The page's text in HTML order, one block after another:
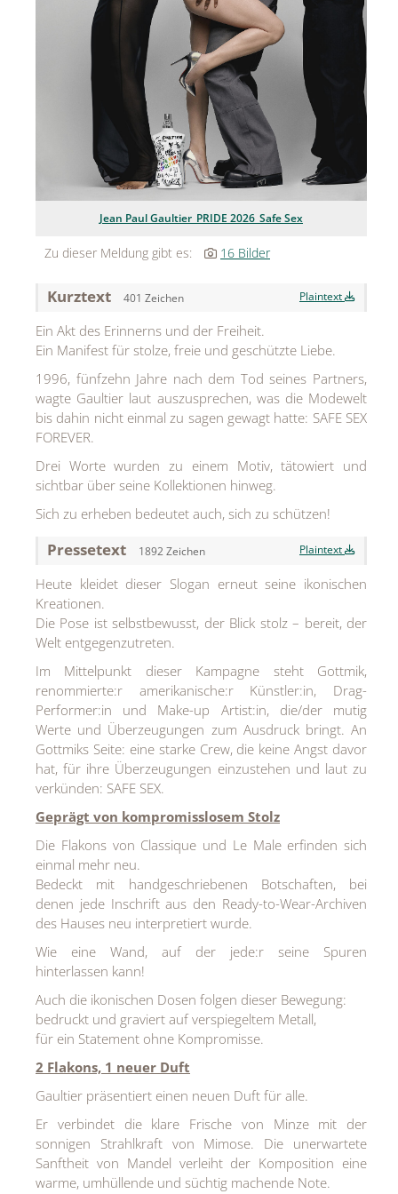
Jean Paul Gaultier
Nägele & Strubell
sh!ne by Dorotheum Juwelier
VOSSEN
WELEDA
MEDIA
KONTAKT
Jean Paul Gaultier_PRIDE 2026_Safe Sex
Zu dieser Meldung gibt es: 16 Bilder
Kurztext 401 Zeichen Plaintext
Ein Akt des Erinnerns und der Freiheit.
Ein Manifest für stolze, freie und geschützte Liebe.
1996, fünfzehn Jahre nach dem Tod seines Partners,
wagte Gaultier laut auszusprechen, was die Modewelt
bis dahin nicht einmal zu sagen gewagt hatte: SAFE SEX
FOREVER.
Drei Worte wurden zu einem Motiv, tätowiert und
sichtbar über seine Kollektionen hinweg.
Sich zu erheben bedeutet auch, sich zu schützen!
Pressetext 1892 Zeichen Plaintext
Heute kleidet dieser Slogan erneut seine ikonischen
Kreationen.
Die Pose ist selbstbewusst, der Blick stolz – bereit, der
Welt entgegenzutreten.
Im Mittelpunkt dieser Kampagne steht Gottmik,
renommierte:r amerikanische:r Künstler:in, Drag-
Performer:in und Make-up Artist:in, die/der mutig
Werte und Überzeugungen zum Ausdruck bringt. An
Gottmiks Seite: eine starke Crew, die keine Angst davor
hat, für ihre Überzeugungen einzustehen und laut zu
verkünden: SAFE SEX.
Geprägt von kompromisslosem Stolz
Die Flakons von Classique und Le Male erfinden sich
einmal mehr neu.
Bedeckt mit handgeschriebenen Botschaften, bei
denen jede Inschrift aus den Ready-to-Wear-Archiven
des Hauses neu interpretiert wurde.
Wie eine Wand, auf der jede:r seine Spuren
hinterlassen kann!
Auch die ikonischen Dosen folgen dieser Bewegung:
bedruckt und graviert auf verspiegeltem Metall,
für ein Statement ohne Kompromisse.
2 Flakons, 1 neuer Duft
Gaultier präsentiert einen neuen Duft für alle.
Er verbindet die klare Frische von Minze mit der
sonnigen Strahlkraft von Mimose. Die unerwartete
Sanftheit von Mandel verleiht der Komposition eine
warme, umhüllende und süchtig machende Note.